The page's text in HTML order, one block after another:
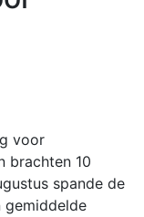
voor
brachten 10
spande de
gemiddelde